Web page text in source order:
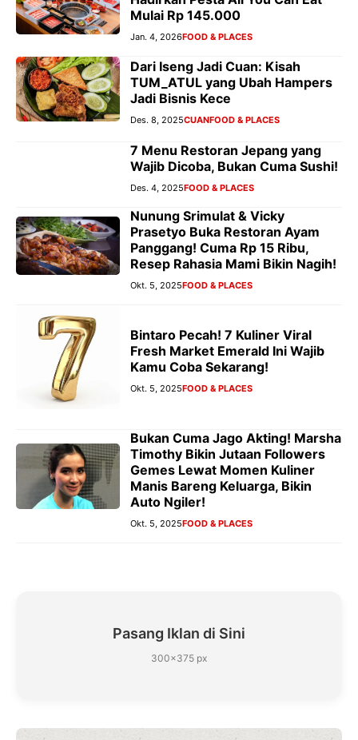
Mulai Rp 145.000
Jan. 4, 2026FOOD & PLACES
Dari Iseng Jadi Cuan: Kisah
TUM_ATUL yang Ubah Hampers
Jadi Bisnis Kece
Des. 8, 2025CUANFOOD & PLACES
7 Menu Restoran Jepang yang
Wajib Dicoba, Bukan Cuma Sushi!
Des. 4, 2025FOOD & PLACES
Nunung Srimulat & Vicky
Prasetyo Buka Restoran Ayam
Panggang! Cuma Rp 15 Ribu,
Resep Rahasia Mami Bikin Nagih!
Okt. 5, 2025FOOD & PLACES
Bintaro Pecah! 7 Kuliner Viral
Fresh Market Emerald Ini Wajib
Kamu Coba Sekarang!
Okt. 5, 2025FOOD & PLACES
Bukan Cuma Jago Akting! Marsha
Timothy Bikin Jutaan Followers
Gemes Lewat Momen Kuliner
Manis Bareng Keluarga, Bikin
Auto Ngiler!
Okt. 5, 2025FOOD & PLACES
Pasang Iklan di Sini
300×375 px